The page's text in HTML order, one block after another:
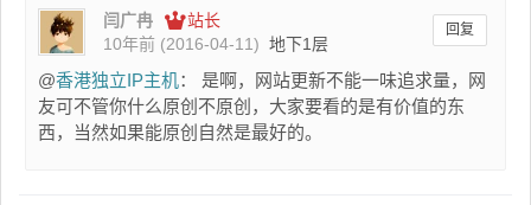
闫广冉
站长
10年前 (2016-04-11) 地下1层
回复
@香港独立IP主机： 是啊，网站更新不能一味追求量，网
友可不管你什么原创不原创，大家要看的是有价值的东
西，当然如果能原创自然是最好的。